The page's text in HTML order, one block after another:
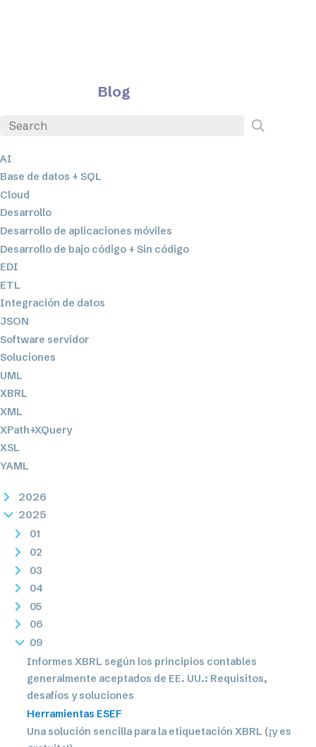
Blog
AI
Base de datos + SQL
Cloud
Desarrollo
Desarrollo de aplicaciones móviles
Desarrollo de bajo código + Sin código
EDI
ETL
Integración de datos
JSON
Software servidor
Soluciones
UML
XBRL
XML
XPath+XQuery
XSL
YAML
2026
2025
01
02
03
04
05
06
09
Informes XBRL según los principios contables
generalmente aceptados de EE. UU.: Requisitos,
desafíos y soluciones
Herramientas ESEF
Una solución sencilla para la etiquetación XBRL (¡y es